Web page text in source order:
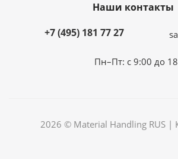
Наши контакты
+7 (495) 181 77 27
Пн–Пт: с 9:00 до
2026 © Material Handling RUS |